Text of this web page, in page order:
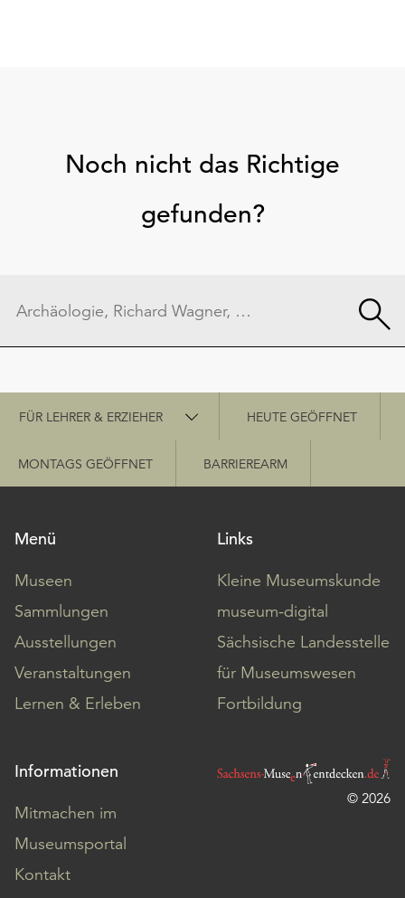
Noch nicht das Richtige
gefunden?
Schnellzugriff
FÜR LEHRER & ERZIEHER HEUTE GEÖFFNET
MONTAGS GEÖFFNET BARRIEREARM
Menü
Museen
Sammlungen
Ausstellungen
Veranstaltungen
Lernen & Erleben
Links
Kleine Museumskunde
museum-digital
Sächsische Landesstelle
für Museumswesen
Fortbildung
Informationen
Mitmachen im
Museumsportal
Kontakt
© 2026